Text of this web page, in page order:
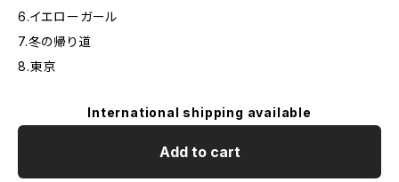
6.イエローガール
7.冬の帰り道
8.東京
International shipping available
Add to cart